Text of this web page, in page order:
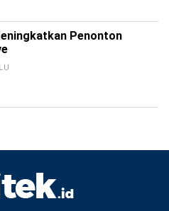
Penonton